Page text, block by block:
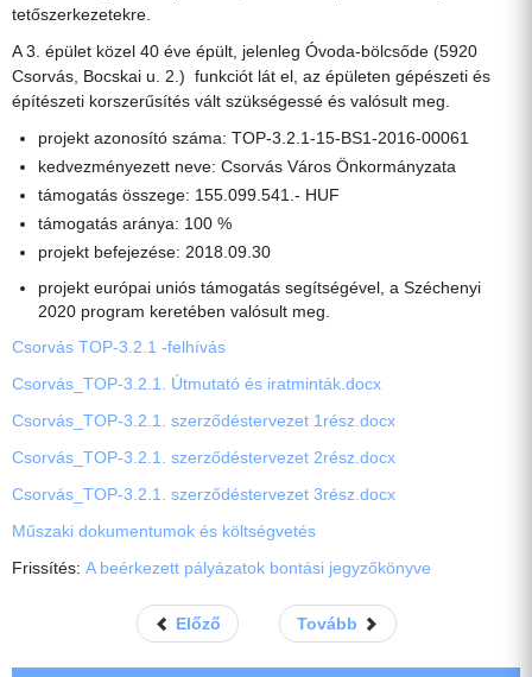
tetőszerkezetekre.
A 3. épület közel 40 éve épült, jelenleg Óvoda-bölcsőde (5920
Csorvás, Bocskai u. 2.) funkciót lát el, az épületen gépészeti és
építészeti korszerűsítés vált szükségessé és valósult meg.
projekt azonosító száma: TOP-3.2.1-15-BS1-2016-00061
kedvezményezett neve: Csorvás Város Önkormányzata
támogatás összege: 155.099.541.- HUF
támogatás aránya: 100 %
projekt befejezése: 2018.09.30
projekt európai uniós támogatás segítségével, a Széchenyi
2020 program keretében valósult meg.
Csorvás TOP-3.2.1 -felhívás
Csorvás_TOP-3.2.1. Útmutató és iratminták.docx
Csorvás_TOP-3.2.1. szerződéstervezet 1rész.docx
Csorvás_TOP-3.2.1. szerződéstervezet 2rész.docx
Csorvás_TOP-3.2.1. szerződéstervezet 3rész.docx
Műszaki dokumentumok és költségvetés
Frissítés: A beérkezett pályázatok bontási jegyzőkönyve
Előző Tovább